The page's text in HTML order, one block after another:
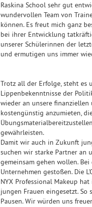
Raskina School sehr gut
wundervollen Team von
können. Es freut mich ganz
bei ihrer Entwicklung
unserer Schülerinnen der
und ermutigen uns immer
Trotz all der Erfolge, steht es
Lippenbekenntnisse der
wieder an unsere finanziellen
kostengünstig anzumieten,
gewährleisten.
Damit wir auch in Zukunft
suchen wir starke Partner an
gemeinsam gehen wollen.
Unternehmen gestoßen. Die
NYX Professional Makeup
jungen Frauen eingesetzt.
Pausen. Wir würden uns